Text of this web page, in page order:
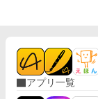
アプリ一覧